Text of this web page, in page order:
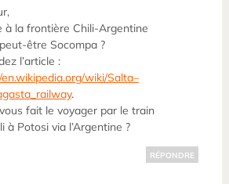
à la frontière Chili-Argentine
être Socompa ?
l’article :
wiki/Salta–
.
fait le voyager par le train
à Potosi via l’Argentine ?
RÉPONDRE